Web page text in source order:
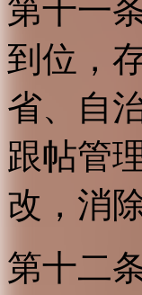
第十一
到位，
省、自
跟帖管
改，消
第十二